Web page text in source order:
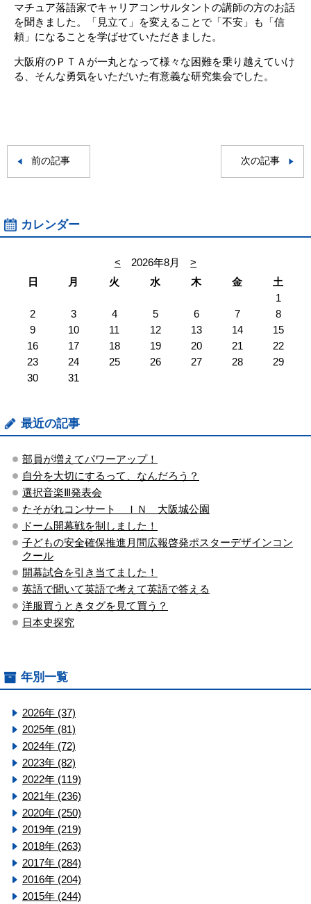
マチュア落語家でキャリアコンサルタントの講師の方のお話
を聞きました。「見立て」を変えることで「不安」も「信
頼」になることを学ばせていただきました。
大阪府のＰＴＡが一丸となって様々な困難を乗り越えていけ
る、そんな勇気をいただいた有意義な研究集会でした。
前の記事 次の記事
カレンダー
< 2026年8月
>
日
月 火 水 木 金
土
1
2
3 4 5 6 7
8
9
10 11 12 13 14
15
16
17 18 19 20 21
22
23
24 25 26 27 28
29
30
31
最近の記事
部員が増えてパワーアップ！
自分を大切にするって、なんだろう？
選択音楽Ⅲ発表会
たそがれコンサート ＩＮ 大阪城公園
ドーム開幕戦を制しました！
子どもの安全確保推進月間広報啓発ポスターデザインコン
クール
開幕試合を引き当てました！
英語で聞いて英語で考えて英語で答える
洋服買うときタグを見て買う？
日本史探究
年別一覧
2026年 (37)
2025年 (81)
2024年 (72)
2023年 (82)
2022年 (119)
2021年 (236)
2020年 (250)
2019年 (219)
2018年 (263)
2017年 (284)
2016年 (204)
2015年 (244)